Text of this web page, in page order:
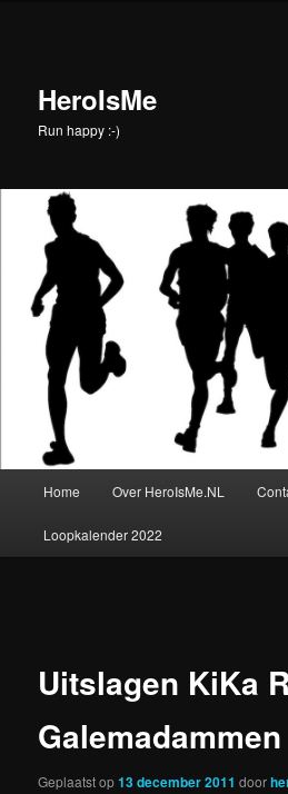
inhoudHeroIsMe
Run happy :-)
Home Over HeroIsMe.NL
Loopkalender 2022
Uitslagen KiKa
Galemadammen
Geplaatst op13 december 2011 door